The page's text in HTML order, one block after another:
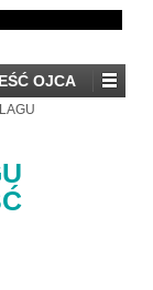
OJCA